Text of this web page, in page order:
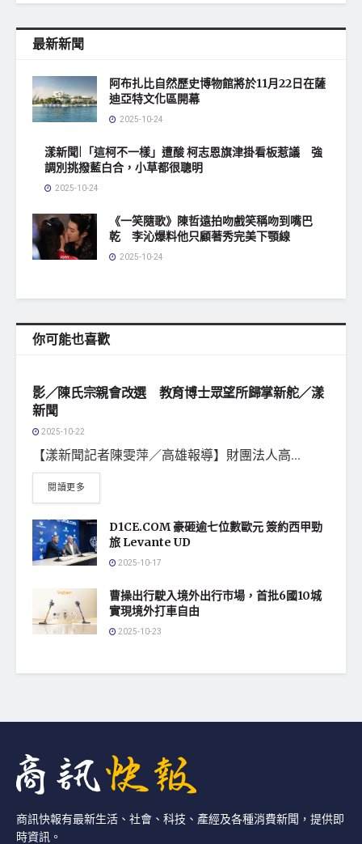
最新新聞
阿布扎比自然歷史博物館將於11月22日在薩
迪亞特文化區開幕
2025-10-24
漾新聞|「這柯不一樣」遭酸 柯志恩旗津掛看板惹議 強
調別挑撥藍白合，小草都很聰明
2025-10-24
《一笑隨歌》陳哲遠拍吻戲笑稱吻到嘴巴
乾 李沁爆料他只顧著秀完美下顎線
2025-10-24
你可能也喜歡
影／陳氏宗親會改選 教育博士眾望所歸掌新舵／漾
新聞
2025-10-22
【漾新聞記者陳雯萍／高雄報導】財團法人高...
閱讀更多
D1CE.COM 豪砸逾七位數歐元 簽約西甲勁
旅 Levante UD
2025-10-17
曹操出行駛入境外出行市場，首批6國10城
實現境外打車自由
2025-10-23
商訊快報有最新生活、社會、科技、產經及各種消費新聞，提供即
時資訊。